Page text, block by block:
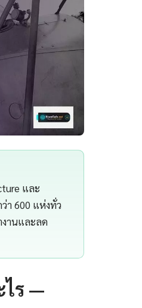
และ
า 600 แห่งทั่ว
งานและลด
ไร —